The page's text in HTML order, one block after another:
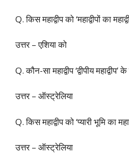
Q. किस महाद्वीप को ‘महाद्वीपों का
उत्तर – एशिया को
Q. कौन-सा महाद्वीप ‘द्वीपीय
उत्तर – ऑस्ट्रेलिया
Q. किस महाद्वीप को ‘प्यारी भूमि का
उत्तर – ऑस्ट्रेलिया